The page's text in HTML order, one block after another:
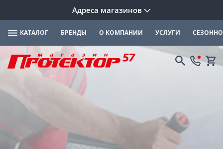
Адреса магазинов
КАТАЛОГ БРЕНДЫ О КОМПАНИИ УСЛУГИ